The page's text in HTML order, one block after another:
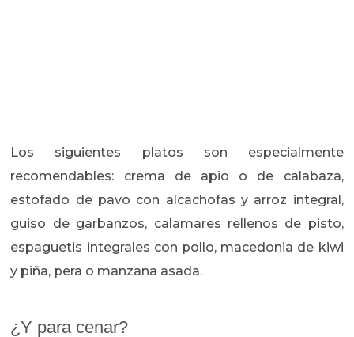
Los siguientes platos son especialmente
recomendables: crema de apio o de calabaza,
estofado de pavo con alcachofas y arroz integral,
guiso de garbanzos, calamares rellenos de pisto,
espaguetis integrales con pollo, macedonia de kiwi
y piña, pera o manzana asada.
¿Y para cenar?